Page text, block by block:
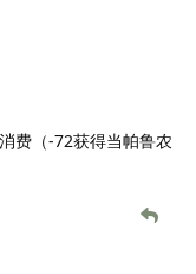
费（-72获得当帕鲁农